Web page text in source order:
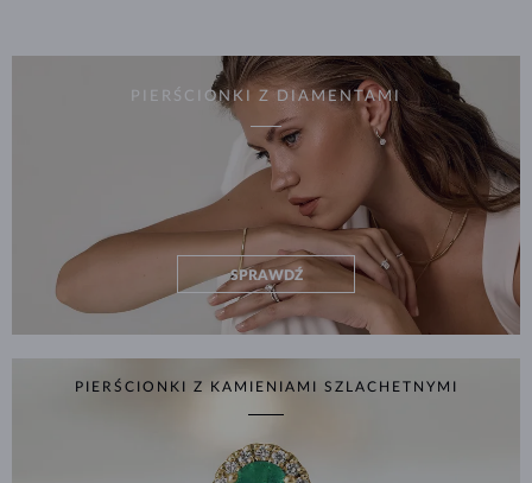
PIERŚCIONKI Z DIAMENTAMI
SPRAWDŹ
PIERŚCIONKI Z KAMIENIAMI SZLACHETNYMI